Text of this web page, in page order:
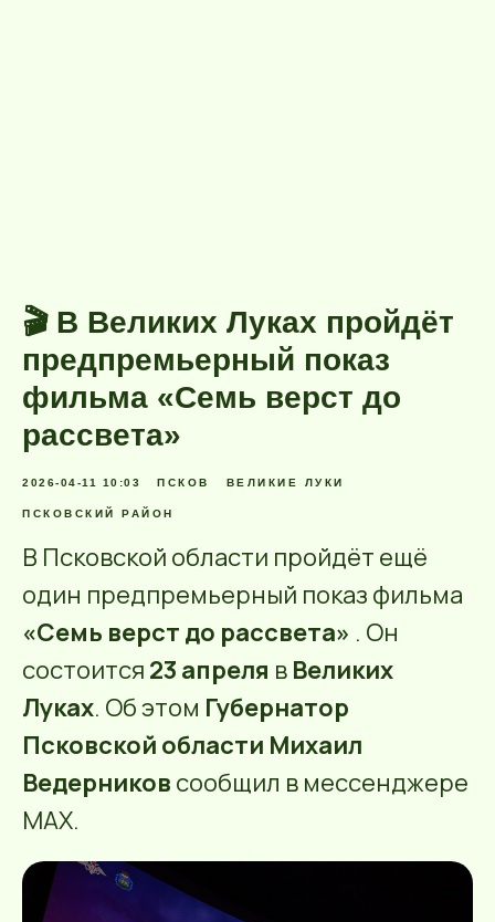
🎬 В Великих Луках пройдёт
предпремьерный показ
фильма «Семь верст до
рассвета»
2026-04-11 10:03 ПСКОВ ВЕЛИКИЕ ЛУКИ
ПСКОВСКИЙ РАЙОН
В Псковской области пройдёт ещё
один предпремьерный показ фильма
«Семь верст до рассвета» . Он
состоится 23 апреля в Великих
Луках. Об этом Губернатор
Псковской области Михаил
Ведерников сообщил в мессенджере
МАХ.